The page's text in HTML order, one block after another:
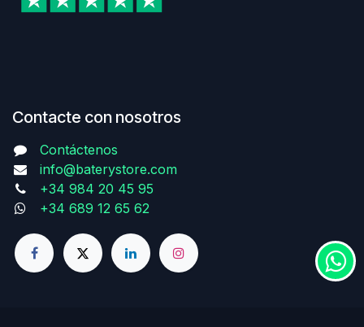
Contacte con nosotros
Contáctenos
info@baterystore.com
+34 984 20 45 95
+34 689 12 65 62